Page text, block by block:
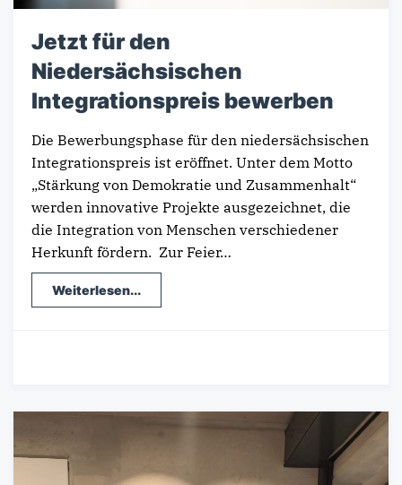
Jetzt für den
Niedersächsischen
Integrationspreis bewerben
Die Bewerbungsphase für den niedersächsischen
Integrationspreis ist eröffnet. Unter dem Motto
„Stärkung von Demokratie und Zusammenhalt“
werden innovative Projekte ausgezeichnet, die
die Integration von Menschen verschiedener
Herkunft fördern. Zur Feier…
Weiterlesen...